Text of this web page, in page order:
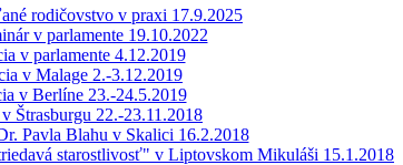
rodičovstvo v praxi 17.9.2025
v parlamente 19.10.2022
v parlamente 4.12.2019
v Malage 2.-3.12.2019
v Berlíne 23.-24.5.2019
Štrasburgu 22.-23.11.2018
Pavla Blahu v Skalici 16.2.2018
starostlivosť" v Liptovskom Mikuláši 15.1.2018